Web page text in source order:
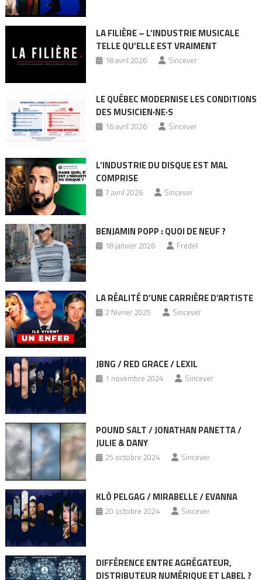
LA FILIÈRE – L’INDUSTRIE MUSICALE
TELLE QU’ELLE EST VRAIMENT
18 avril 2026 Sincever
LE QUÉBEC MODERNISE LES CONDITIONS
DES MUSICIEN·NE·S
16 avril 2026 Sincever
L’INDUSTRIE DU DISQUE EST MAL
COMPRISE
7 avril 2026 Sincever
BENJAMIN POPP : QUOI DE NEUF ?
18 janvier 2026 Fredel
LA RÉALITÉ D’UNE CARRIÈRE D’ARTISTE
2 février 2025 Sincever
JBNG / RED GRACE / LEXIL
1 novembre 2024 Sincever
POUND SALT / JONATHAN PANETTA /
JULIE & DANY
25 octobre 2024 Sincever
KLÔ PELGAG / MIRABELLE / EVANNA
20 octobre 2024 Sincever
DIFFÉRENCE ENTRE AGRÉGATEUR,
DISTRIBUTEUR NUMÉRIQUE ET LABEL ?